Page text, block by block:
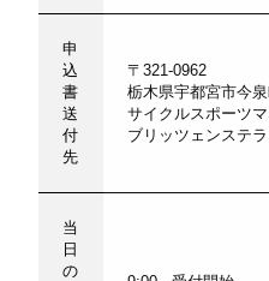
申
込
書
送
付
先
〒321-0962
栃木県宇都宮市今
サイクルスポーツ
ブリッツェンステ
当
日
の